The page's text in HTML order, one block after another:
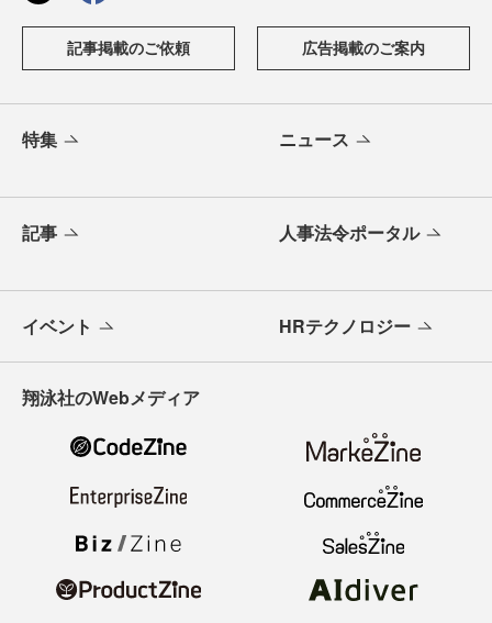
記事掲載のご依頼 広告掲載のご案内
特集 ニュース
記事 人事法令ポータル
イベント HRテクノロジー
翔泳社のWebメディア